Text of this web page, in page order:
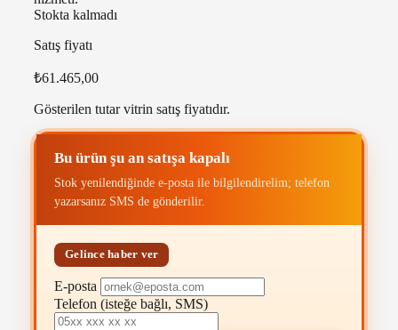
Stokta kalmadı
Satış fiyatı
₺61.465,00
Gösterilen tutar vitrin satış fiyatıdır.
Bu ürün şu an satışa kapalı
Stok yenilendiğinde e-posta ile bilgilendirelim; telefon
yazarsanız SMS de gönderilir.
Gelince haber ver
E-posta
Telefon (isteğe bağlı, SMS)